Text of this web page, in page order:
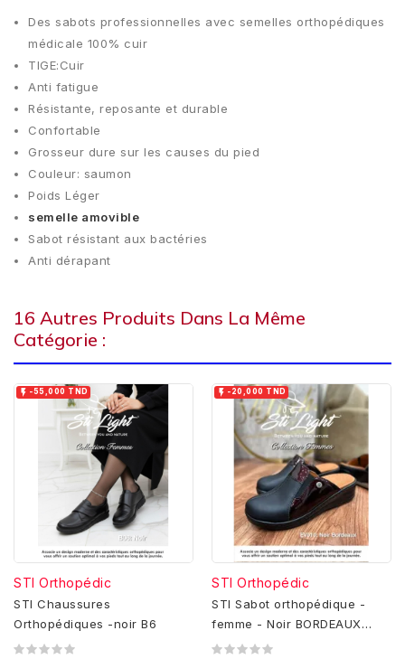
Des sabots professionnelles avec semelles orthopédiques
médicale 100% cuir
TIGE:Cuir
Anti fatigue
Résistante, reposante et durable
Confortable
Grosseur dure sur les causes du pied
Couleur: saumon
Poids Léger
semelle amovible
Sabot résistant aux bactéries
Anti dérapant
16 Autres Produits Dans La Même
Catégorie :
 -55,000 TND
STI Orthopédic
STI Chaussures
Orthopédiques -noir B6
 -20,000 TND
STI Orthopédic
STI Sabot orthopédique -
femme - Noir BORDEAUX
EV10